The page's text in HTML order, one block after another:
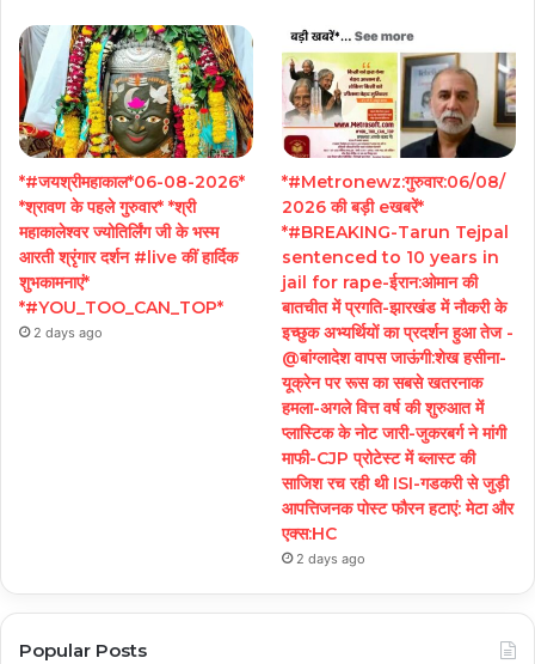
*#जयश्रीमहाकाल*06-08-2026*
*श्रावण के पहले गुरुवार* *श्री
महाकालेश्वर ज्योतिर्लिंग जी के भस्म
आरती श्रृंगार दर्शन #live कीं हार्दिक
शुभकामनाएं*
*#YOU_TOO_CAN_TOP*
2 days ago
*#Metronewz:गुरुवार:06/08/
2026 की बड़ी eखबरें*
*#BREAKING-Tarun Tejpal
sentenced to 10 years in
jail for rape-ईरान:ओमान की
बातचीत में प्रगति-झारखंड में नौकरी के
इच्छुक अभ्यर्थियों का प्रदर्शन हुआ तेज -
@बांग्लादेश वापस जाऊंगी:शेख हसीना-
यूक्रेन पर रूस का सबसे खतरनाक
हमला-अगले वित्त वर्ष की शुरुआत में
प्लास्टिक के नोट जारी-जुकरबर्ग ने मांगी
माफी-CJP प्रोटेस्ट में ब्लास्ट की
साजिश रच रही थी ISI-गडकरी से जुड़ी
आपत्तिजनक पोस्ट फौरन हटाएं: मेटा और
एक्स:HC
2 days ago
Popular Posts